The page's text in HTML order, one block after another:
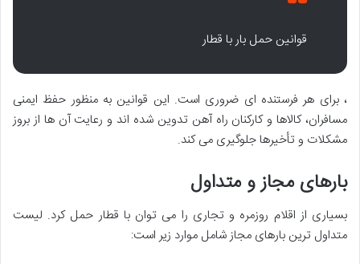
قوانین حمل بار با قطار
، برای هر فرستنده ای ضروری است. این قوانین به منظور حفظ ایمنی
مسافران، کالاها و کارکنان راه آهن تدوین شده اند و رعایت آن ها از بروز
مشکلات و تأخیرها جلوگیری می کند.
بارهای مجاز و متداول
بسیاری از اقلام روزمره و تجاری را می توان با قطار حمل کرد. لیست
متداول ترین بارهای مجاز شامل موارد زیر است: